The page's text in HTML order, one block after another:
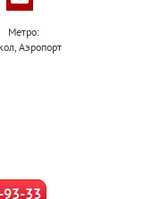
Метро:
Аэропорт
93-33